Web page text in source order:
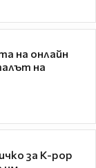
на онлайн
на
за K-pop